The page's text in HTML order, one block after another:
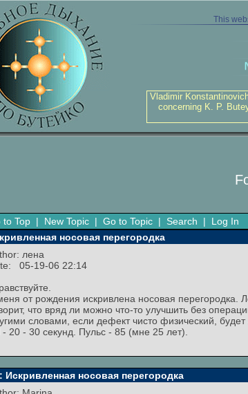
This
Vladimir
concerning K. P.
to Top | New Topic | Go to Topic | Search | Log In
носовая перегородка
лена
05-19-06 22:14
от рождения искривлена носовая перегородка.
что вряд ли можно что-то улучшить без
словами, если дефект чисто физический, будет
20 - 30 секунд. Пульс - 85 (мне 25 лет).
Искривленная носовая перегородка